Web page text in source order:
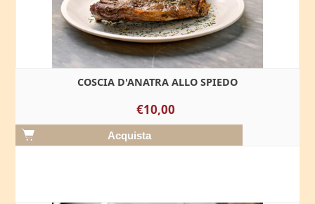
COSCIA D'ANATRA ALLO SPIEDO
€10,00